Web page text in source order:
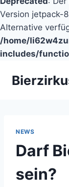
Version jetpack-
Alternative
/home/
includes/
Inhalt
NEWS
Darf
sein?